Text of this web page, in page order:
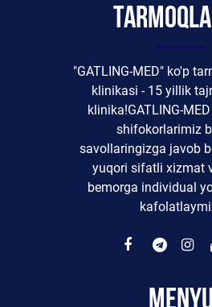
"GATLING-MED" ko'p
klinikasi - 15 yillik
klinika!GATLING-
shifokorlarimiz
savollaringizga javob
yuqori sifatli xizmat
bemorga individual